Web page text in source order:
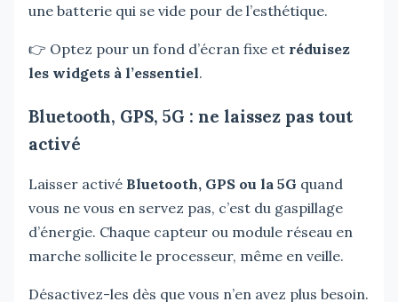
une batterie qui se vide pour de l’esthétique.
👉 Optez pour un fond d’écran fixe et réduisez
les widgets à l’essentiel.
Bluetooth, GPS, 5G : ne laissez pas tout
activé
Laisser activé Bluetooth, GPS ou la 5G quand
vous ne vous en servez pas, c’est du gaspillage
d’énergie. Chaque capteur ou module réseau en
marche sollicite le processeur, même en veille.
Désactivez-les dès que vous n’en avez plus besoin.